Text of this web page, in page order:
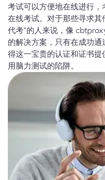
考试可以方便地在线进行
在线考试。对于那些寻求其
代考”的人来说，像
的解决方案，只有在成功
得这一宝贵的认证和证书
用脑力测试的陷阱。